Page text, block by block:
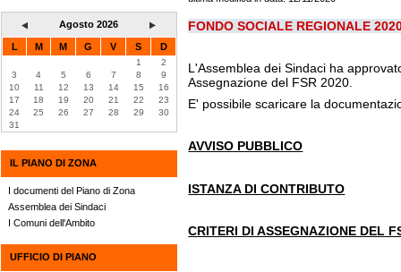
Agosto 2026
L M M G V S D
1
2
3
4 5 6 7 8
9
10
11 12 13 14 15
16
17
18 19 20 21 22
23
24
25 26 27 28 29
30
31
IL PIANO DI ZONA
I documenti del Piano di Zona
Assemblea dei Sindaci
I Comuni dell'Ambito
UFFICIO DI PIANO
FONDO SOCIALE REGIONALE
L'Assemblea dei Sindaci ha
Assegnazione del FSR 2020.
E' possibile scaricare la
AVVISO PUBBLICO
ISTANZA DI CONTRIBUTO
CRITERI DI ASSEGNAZIONE DEL